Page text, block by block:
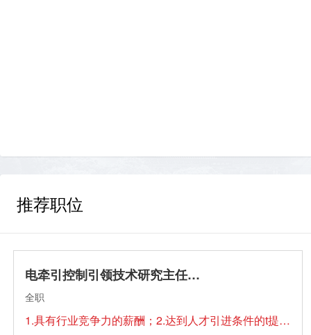
推荐职位
电牵引控制引领技术研究主任工程师
全职
1.具有行业竞争力的薪酬；2.达到人才引进条件的t提供住房一套（建筑面积100平方）或购房补贴.（公司在站博士后可提供临时住宿）3.七险二金、国企年终奖、企业年金、优秀员工期权奖励； 4.双休、国家法定节假日、带薪年假； 5.提供住宿、餐补、话费补贴、交通补助、节日物资、生日礼金等福利； 6.公司可以接收档案和户口。